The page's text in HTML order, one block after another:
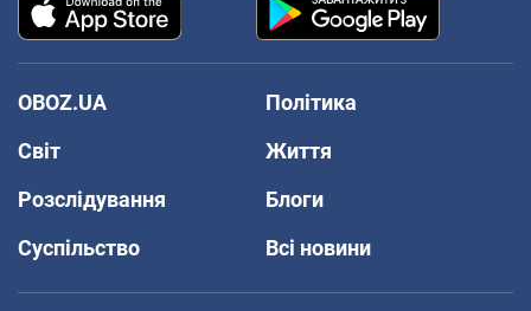
OBOZ.UA
Політика
Світ
Життя
Розслідування
Блоги
Суспільство
Всі новини